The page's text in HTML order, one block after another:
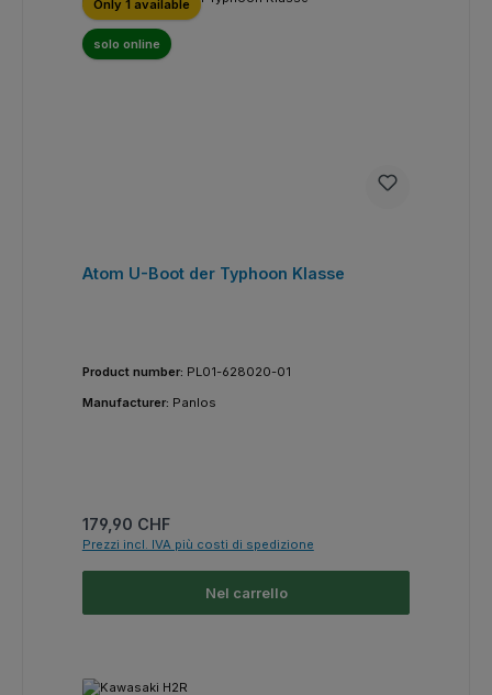
Only 1 available
solo online
Atom U-Boot der Typhoon Klasse
Product number: PL01-628020-01
Manufacturer: Panlos
Prezzo normale:
179,90 CHF
Prezzi incl. IVA più costi di spedizione
Nel carrello